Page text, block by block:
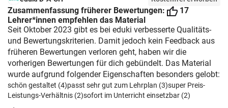
Bildkarten) Tiere -Basiswortschatz –
(35 Bildkarten) Tiere auf dem Bauernhof
– (15 Bildkarten) Tiere im Wald – (15
Bildkarten) Tiere im Zoo – (15
Bildkarten) Spielzeug – (15
Bildkarten) Grundwortschatz Deutsch
Klasse 1 – (140 Bildkarten) Wohnen –
Geschirr & Besteck – (25
Bildkarten) Insekten – (15
Sprachförderung und für
DaZ/DaFLogicals und
LeserätselAbschreib- und
SchreibmaterialienKreative
SchreibanlässeGraphomotorik und
FeinmotorikMathematikmaterialien für
verschiedene
für Vertretungsstundensaisonale
Zusammenfassung früherer Bewertungen:
17
Lehrer*innen empfehlen das Material
Seit Oktober 2023 gibt es bei eduki verbesserte Qualitäts-
und Bewertungskriterien. Damit jedoch kein Feedback aus
früheren Bewertungen verloren geht, haben wir die
vorherigen Bewertungen für dich gebündelt. Das Material
wurde aufgrund folgender Eigenschaften besonders gelobt:
schön gestaltet (4)passt sehr gut zum Lehrplan (3)super Preis-
Leistungs-Verhältnis (2)sofort im Unterricht einsetzbar (2)